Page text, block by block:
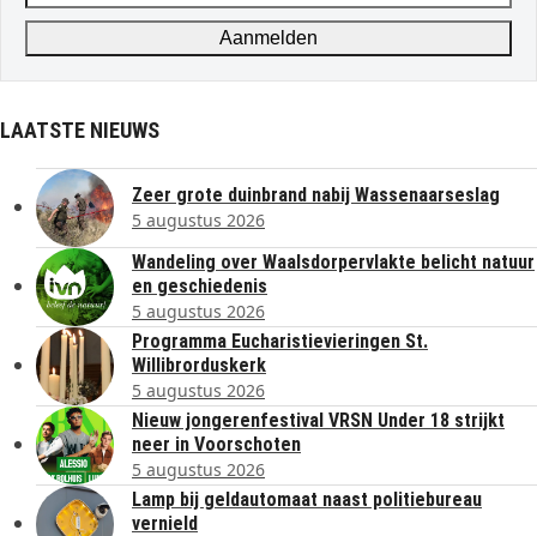
address
Aanmelden
LAATSTE NIEUWS
Zeer grote duinbrand nabij Wassenaarseslag
5 augustus 2026
Wandeling over Waalsdorpervlakte belicht natuur
en geschiedenis
5 augustus 2026
Programma Eucharistievieringen St.
Willibrorduskerk
5 augustus 2026
Nieuw jongerenfestival VRSN Under 18 strijkt
neer in Voorschoten
5 augustus 2026
Lamp bij geldautomaat naast politiebureau
vernield